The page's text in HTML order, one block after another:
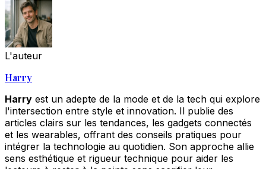
L'auteur
Harry
Harry est un adepte de la mode et de la tech qui explore
l'intersection entre style et innovation. Il publie des
articles clairs sur les tendances, les gadgets connectés
et les wearables, offrant des conseils pratiques pour
intégrer la technologie au quotidien. Son approche allie
sens esthétique et rigueur technique pour aider les